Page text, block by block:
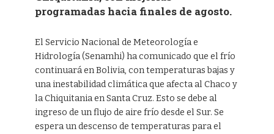
programadas hacia finales de agosto.
El Servicio Nacional de Meteorología e
Hidrología (Senamhi) ha comunicado que el frío
continuará en Bolivia, con temperaturas bajas y
una inestabilidad climática que afecta al Chaco y
la Chiquitania en Santa Cruz. Esto se debe al
ingreso de un flujo de aire frío desde el Sur. Se
espera un descenso de temperaturas para el